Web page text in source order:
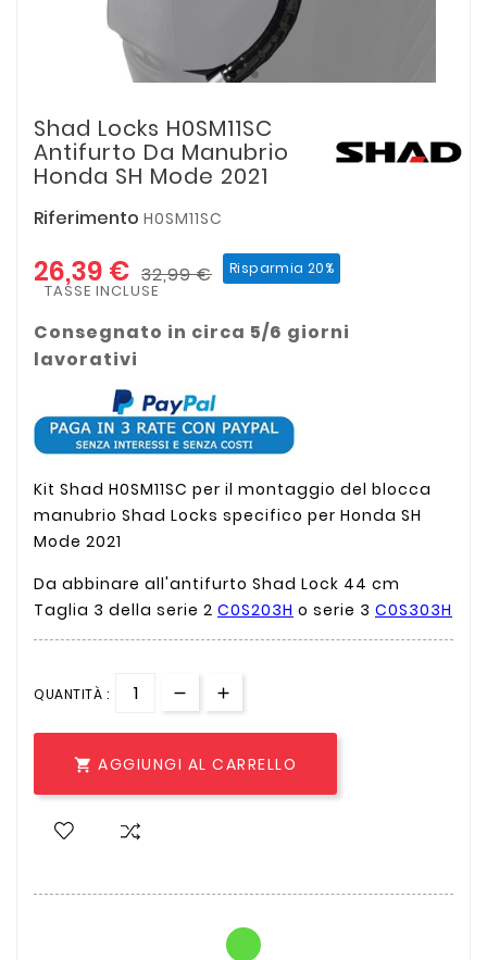
Shad Locks H0SM11SC
Antifurto Da Manubrio
Honda SH Mode 2021
Riferimento H0SM11SC
26,39 € 32,99 € Risparmia 20%
TASSE INCLUSE
Consegnato in circa 5/6 giorni
lavorativi
Kit Shad H0SM11SC per il montaggio del blocca
manubrio Shad Locks specifico per Honda SH
Mode 2021
Da abbinare all'antifurto Shad Lock 44 cm
Taglia 3 della serie 2 C0S203H o serie 3 C0S303H
QUANTITÀ :
 AGGIUNGI AL CARRELLO